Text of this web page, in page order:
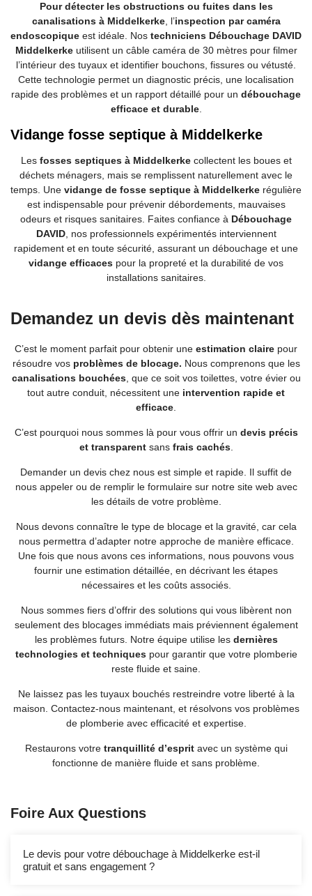
Pour détecter les obstructions ou fuites dans les
canalisations à Middelkerke, l’inspection par caméra
endoscopique est idéale. Nos techniciens Débouchage DAVID
Middelkerke utilisent un câble caméra de 30 mètres pour filmer
l’intérieur des tuyaux et identifier bouchons, fissures ou vétusté.
Cette technologie permet un diagnostic précis, une localisation
rapide des problèmes et un rapport détaillé pour un débouchage
efficace et durable.
Vidange fosse septique à Middelkerke
Les fosses septiques à Middelkerke collectent les boues et
déchets ménagers, mais se remplissent naturellement avec le
temps. Une vidange de fosse septique à Middelkerke régulière
est indispensable pour prévenir débordements, mauvaises
odeurs et risques sanitaires. Faites confiance à Débouchage
DAVID, nos professionnels expérimentés interviennent
rapidement et en toute sécurité, assurant un débouchage et une
vidange efficaces pour la propreté et la durabilité de vos
installations sanitaires.
Demandez un devis dès maintenant
C’est le moment parfait pour obtenir une estimation claire pour
résoudre vos problèmes de blocage. Nous comprenons que les
canalisations bouchées, que ce soit vos toilettes, votre évier ou
tout autre conduit, nécessitent une intervention rapide et
efficace.
C’est pourquoi nous sommes là pour vous offrir un devis précis
et transparent sans frais cachés.
Demander un devis chez nous est simple et rapide. Il suffit de
nous appeler ou de remplir le formulaire sur notre site web avec
les détails de votre problème.
Nous devons connaître le type de blocage et la gravité, car cela
nous permettra d’adapter notre approche de manière efficace.
Une fois que nous avons ces informations, nous pouvons vous
fournir une estimation détaillée, en décrivant les étapes
nécessaires et les coûts associés.
Nous sommes fiers d’offrir des solutions qui vous libèrent non
seulement des blocages immédiats mais préviennent également
les problèmes futurs. Notre équipe utilise les dernières
technologies et techniquespour garantir que votre plomberie
reste fluide et saine.
Ne laissez pas les tuyaux bouchés restreindre votre liberté à la
maison. Contactez-nous maintenant, et résolvons vos problèmes
de plomberie avec efficacité et expertise.
Restaurons votre tranquillité d’espritavec un système qui
fonctionne de manière fluide et sans problème.
Foire Aux Questions
Le devis pour votre débouchage à Middelkerke est-il
gratuit et sans engagement ?